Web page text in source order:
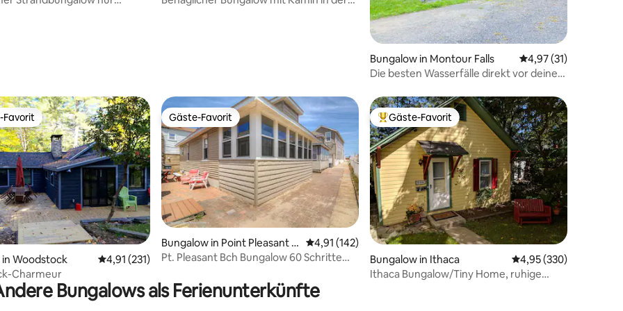
Bungalow in Montour Falls Durchschnittliche
4,97 (31)
Die besten Wasserfälle direkt vor deiner
5 von 5, 104 Bewertungen
Gäste-Favorit.
in Woodstock Durchschnittliche Bewertung: 4,91 von 5, 231 Bewertungen
4,91 (231)
Charmeur
Gäste-Favorit
Gäste-Favorit
Bungalow in Point Pleasant B
each
Durchschnittliche Bewertung: 4,91 von 5, 142 Bewertungen
4,91 (142)
Pt. Pleasant Bch Bungalow 60 Schritte
Beliebter Gäste-Favorit.
Gäste-Favorit
Bungalow in Ithaca Durchschnittliche
4,95 (330)
Ithaca Bungalow/Tiny Home, ruhige
Bungalows als Ferienunterkünfte